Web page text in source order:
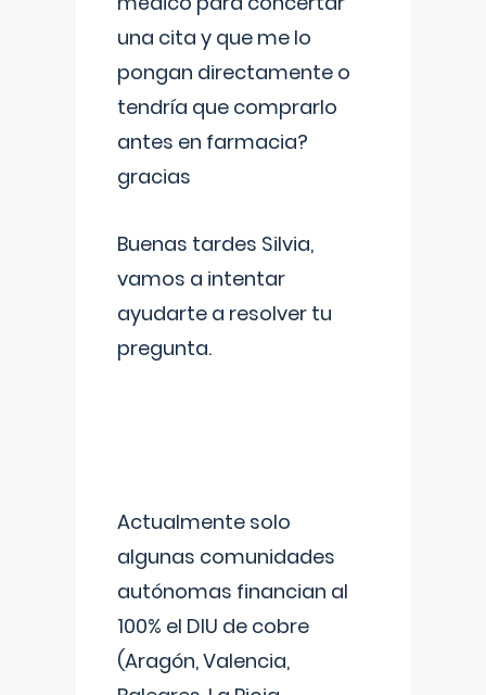
una cita y que me lo
pongan directamente o
tendría que comprarlo
antes en farmacia?
gracias
Buenas tardes Silvia,
vamos a intentar
ayudarte a resolver tu
pregunta.
Actualmente solo
algunas comunidades
autónomas financian al
100% el DIU de cobre
(Aragón, Valencia,